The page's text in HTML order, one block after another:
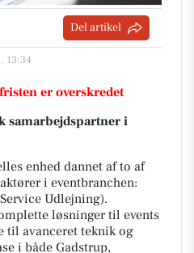
Del artikel
13:34
er overskredet
samarbejdspartner i
enhed dannet af to af
i eventbranchen:
Udlejning).
løsninger til events
til avanceret teknik og
i både Gadstrup,